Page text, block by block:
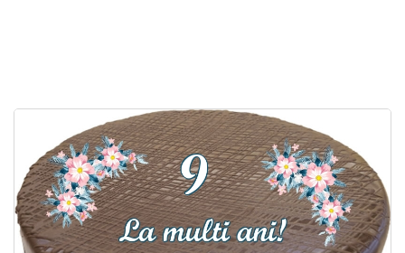
Felicitari muzicale
Felicitari muzicale personalizate
Felicitari animate